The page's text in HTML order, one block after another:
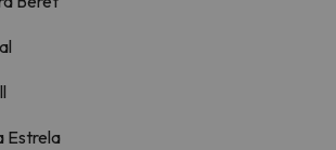
Estrela